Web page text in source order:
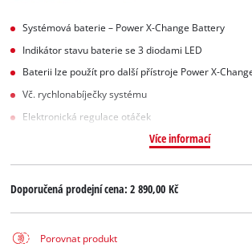
Systémová baterie – Power X-Change Battery
Indikátor stavu baterie se 3 diodami LED
Baterii lze použít pro další přístroje Power X-
Vč. rychlonabíječky systému
Elektronická regulace otáček
Více informací
Doporučená prodejní cena:2 890,00 Kč
Porovnat produkt